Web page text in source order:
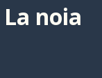
noia